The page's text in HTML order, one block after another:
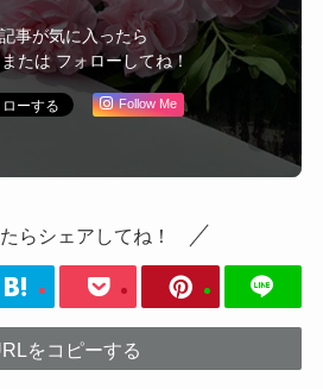
事が気に入ったら
たは フォローしてね！
Follow Me
らシェアしてね！
をコピーする